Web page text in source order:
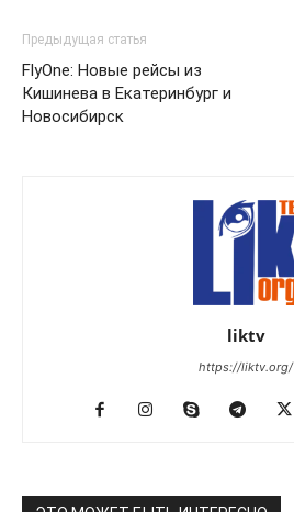
Предыдущая статья
FlyOne: Новые рейсы из
Кишинева в Екатеринбург и
Новосибирск
liktv
https://liktv.org/